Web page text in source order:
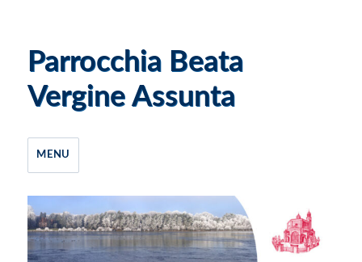
Parrocchia Beata
Vergine Assunta
MENU